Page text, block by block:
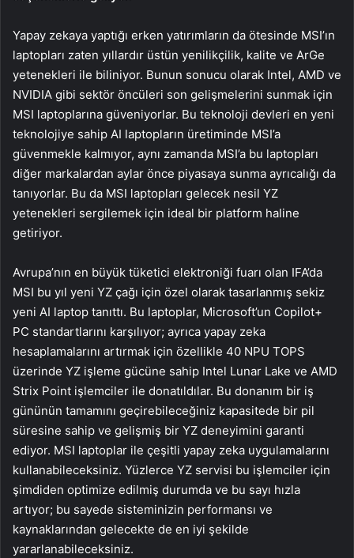
Yapay zekaya yaptığı erken yatırımların da ötesinde MSI’ın
laptopları zaten yıllardır üstün yenilikçilik, kalite ve ArGe
yetenekleri ile biliniyor. Bunun sonucu olarak Intel, AMD ve
NVIDIA gibi sektör öncüleri son gelişmelerini sunmak için
MSI laptoplarına güveniyorlar. Bu teknoloji devleri en yeni
teknolojiye sahip AI laptopların üretiminde MSI’a
güvenmekle kalmıyor, aynı zamanda MSI’a bu laptopları
diğer markalardan aylar önce piyasaya sunma ayrıcalığı da
tanıyorlar. Bu da MSI laptopları gelecek nesil YZ
yetenekleri sergilemek için ideal bir platform haline
getiriyor.
Avrupa’nın en büyük tüketici elektroniği fuarı olan IFA’da
MSI bu yıl yeni YZ çağı için özel olarak tasarlanmış sekiz
yeni AI laptop tanıttı. Bu laptoplar, Microsoft’un Copilot+
PC standartlarını karşılıyor; ayrıca yapay zeka
hesaplamalarını artırmak için özellikle 40 NPU TOPS
üzerinde YZ işleme gücüne sahip Intel Lunar Lake ve AMD
Strix Point işlemciler ile donatıldılar. Bu donanım bir iş
gününün tamamını geçirebileceğiniz kapasitede bir pil
süresine sahip ve gelişmiş bir YZ deneyimini garanti
ediyor. MSI laptoplar ile çeşitli yapay zeka uygulamalarını
kullanabileceksiniz. Yüzlerce YZ servisi bu işlemciler için
şimdiden optimize edilmiş durumda ve bu sayı hızla
artıyor; bu sayede sisteminizin performansı ve
kaynaklarından gelecekte de en iyi şekilde
yararlanabileceksiniz.